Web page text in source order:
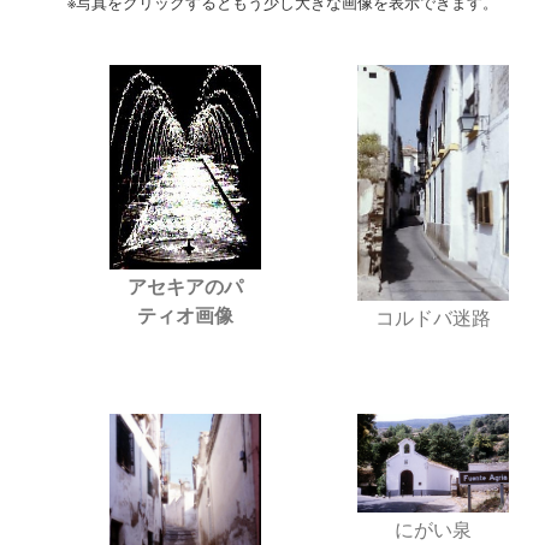
アセキアのパ
ティオ画像
コルドバ迷路
にがい泉